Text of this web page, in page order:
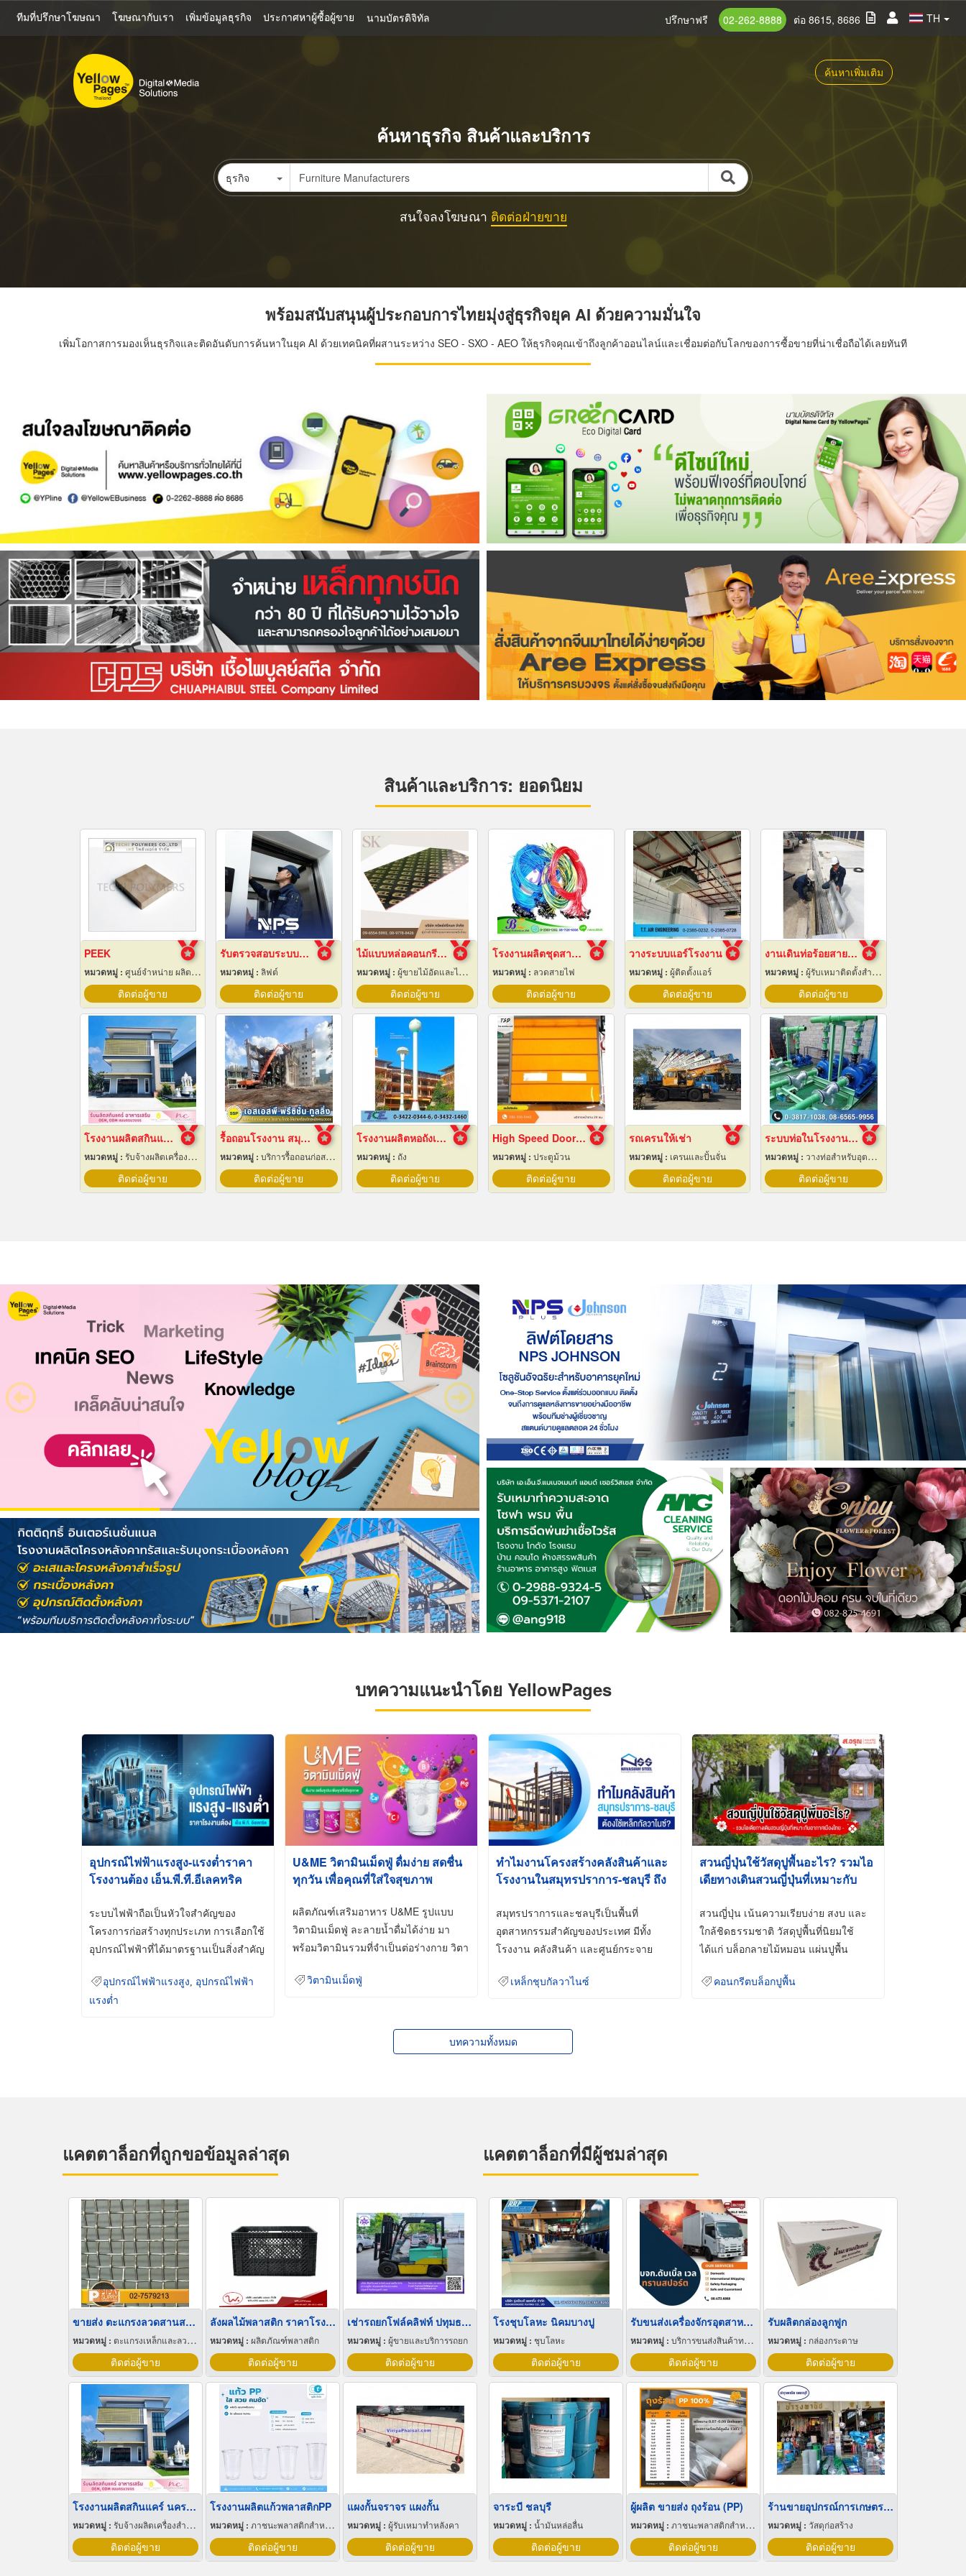
หลัก
ทีมที่ปรึกษาโฆษณา โฆษณากับเรา เพิ่มข้อมูลธุรกิจ ประกาศหาผู้ซื้อผู้ขาย นามบัตรดิจิทัล TH
ปรึกษาฟรี 02-262-8888 ต่อ 8615, 8686
ค้นหาเพิ่มเติม
ค้นหาธุรกิจ สินค้าและบริการ
ธุรกิจ
สนใจลงโฆษณา ติดต่อฝ่ายขาย
พร้อมสนับสนุนผู้ประกอบการไทยมุ่งสู่ธุรกิจยุค AI ด้วยความมั่นใจ
เพิ่มโอกาสการมองเห็นธุรกิจและติดอันดับการค้นหาในยุค AI ด้วยเทคนิคที่ผสานระหว่าง SEO - SXO - AEO ให้ธุรกิจคุณเข้าถึงลูกค้าออนไลน์และเชื่อมต่อกับโลกของการซื้อขายที่น่าเชื่อถือได้เลยทันที
สินค้าและบริการ: ยอดนิยม
PEEK
หมวดหมู่ : ศูนย์จำหน่าย ผลิตภัณฑ์พลาสติกชนิดแท่ง ท่อ แผ่นและสาย
ติดต่อผู้ขาย
รับตรวจสอบระบบลิฟต์ ซ่อมบำรุงรักษา Maintenance
หมวดหมู่ : ลิฟต์
ติดต่อผู้ขาย
ไม้แบบหล่อคอนกรีต ไม้แบบเทปูน
หมวดหมู่ : ผู้ขายไม้อัดและไม้บาง
ติดต่อผู้ขาย
โรงงานผลิตชุดสายไฟ
หมวดหมู่ : ลวดสายไฟ
ติดต่อผู้ขาย
วางระบบแอร์โรงงาน
หมวดหมู่ : ผู้ติดตั้งแอร์
ติดต่อผู้ขาย
งานเดินท่อร้อยสายไฟฟ้า ระยอง
หมวดหมู่ : ผู้รับเหมาติดตั้งสำหรับบ้านและโรงงานไฟฟ้า
ติดต่อผู้ขาย
โรงงานผลิตสกินแคร์ นครปฐม
หมวดหมู่ : รับจ้างผลิตเครื่องสำอาง
ติดต่อผู้ขาย
รื้อถอนโรงงาน สมุทรปราการ
หมวดหมู่ : บริการรื้อถอนก่อสร้าง
ติดต่อผู้ขาย
โรงงานผลิตหอถังเหล็กเก็บน้ำ
หมวดหมู่ : ถัง
ติดต่อผู้ขาย
High Speed Door สมุทรปราการ
หมวดหมู่ : ประตูม้วน
ติดต่อผู้ขาย
รถเครนให้เช่า
หมวดหมู่ : เครนและปั้นจั่น
ติดต่อผู้ขาย
ระบบท่อในโรงงานอุตสาหกรรม
หมวดหมู่ : วางท่อสำหรับอุตสาหกรรมท่อ
ติดต่อผู้ขาย
บทความแนะนำโดย YellowPages
อุปกรณ์ไฟฟ้าแรงสูง-แรงต่ำราคา
โรงงานต้อง เอ็น.พี.ที.อีเลคทริค
ระบบไฟฟ้าถือเป็นหัวใจสำคัญของ
โครงการก่อสร้างทุกประเภท การเลือกใช้
อุปกรณ์ไฟฟ้าที่ได้มาตรฐานเป็นสิ่งสำคัญ
อุปกรณ์ไฟฟ้าแรงสูง
อุปกรณ์ไฟฟ้า
แรงต่ำ
U&ME วิตามินเม็ดฟู่ ดื่มง่าย สดชื่น
ทุกวัน เพื่อคุณที่ใส่ใจสุขภาพ
ผลิตภัณฑ์เสริมอาหาร U&ME รูปแบบ
วิตามินเม็ดฟู่ ละลายน้ำดื่มได้ง่าย มา
พร้อมวิตามินรวมที่จำเป็นต่อร่างกาย วิตา
วิตามินเม็ดฟู่
ทำไมงานโครงสร้างคลังสินค้าและ
โรงงานในสมุทรปราการ-ชลบุรี ถึง
Galvanized)
สมุทรปราการและชลบุรีเป็นพื้นที่
อุตสาหกรรมสำคัญของประเทศ มีทั้ง
โรงงาน คลังสินค้า และศูนย์กระจาย
เหล็กชุบกัลวาไนซ์
สวนญี่ปุ่นใช้วัสดุปูพื้นอะไร? รวมไอ
เดียทางเดินสวนญี่ปุ่นที่เหมาะกับ
สวนญี่ปุ่น เน้นความเรียบง่าย สงบ และ
ใกล้ชิดธรรมชาติ วัสดุปูพื้นที่นิยมใช้
ได้แก่ บล็อกลายไม้หมอน แผ่นปูพื้น
คอนกรีตบล็อกปูพื้น
บทความทั้งหมด
แคตตาล็อกที่ถูกขอข้อมูลล่าสุด
ขายส่ง ตะแกรงลวดสานสแตนเลส
หมวดหมู่ : ตะแกรงเหล็กและลวดตาข่าย
ติดต่อผู้ขาย
ลังผลไม้พลาสติก ราคาโรงงาน
หมวดหมู่ : ผลิตภัณฑ์พลาสติก
ติดต่อผู้ขาย
เช่ารถยกโฟล์คลิฟท์ ปทุมธานี
หมวดหมู่ :ผู้ขายและบริการรถยก
ติดต่อผู้ขาย
โรงงานผลิตสกินแคร์ นครปฐม
หมวดหมู่ : รับจ้างผลิตเครื่องสำอาง
ติดต่อผู้ขาย
โรงงานผลิตแก้วพลาสติกPP
หมวดหมู่ : ภาชนะพลาสติกสำหรับบรรจุ
ติดต่อผู้ขาย
แผงกั้นจราจร แผงกั้น
หมวดหมู่ :ผู้รับเหมาทำหลังคา
ติดต่อผู้ขาย
แคตตาล็อกที่มีผู้ชมล่าสุด
โรงชุบโลหะ นิคมบางปู
หมวดหมู่ : ชุบโลหะ
ติดต่อผู้ขาย
รับขนส่งเครื่องจักรอุตสาหกรรม
หมวดหมู่ : บริการขนส่งสินค้าทางบก
ติดต่อผู้ขาย
รับผลิตกล่องลูกฟูก
หมวดหมู่ : กล่องกระดาษ
ติดต่อผู้ขาย
จาระบี ชลบุรี
หมวดหมู่ : น้ำมันหล่อลื่น
ติดต่อผู้ขาย
ผู้ผลิต ขายส่ง ถุงร้อน (PP)
หมวดหมู่ : ภาชนะพลาสติกสำหรับบรรจุ
ติดต่อผู้ขาย
ร้านขายอุปกรณ์การเกษตร เพชรบุรี
หมวดหมู่ :วัสดุก่อสร้าง
ติดต่อผู้ขาย